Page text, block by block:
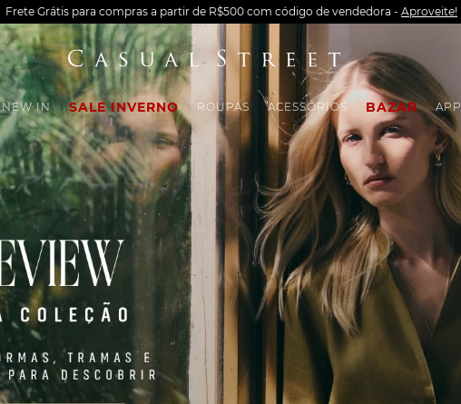
Frete Grátis para compras a partir de R$500 com código de vendedora - Aproveite!
NEW IN SALE INVERNO ROUPAS ACESSÓRIOS BAZAR APP